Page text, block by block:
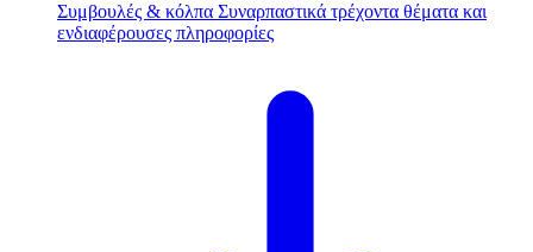
Συμβουλές & κόλπα Συναρπαστικά τρέχοντα θέματα και
ενδιαφέρουσες πληροφορίες